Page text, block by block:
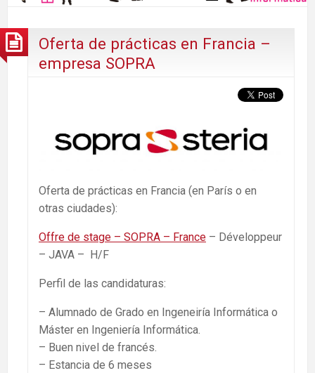
Oferta de prácticas en Francia –
empresa SOPRA
Oferta de prácticas en Francia (en París o en
otras ciudades):
Offre de stage – SOPRA – France – Développeur
– JAVA – H/F
Perfil de las candidaturas:
– Alumnado de Grado en Ingeneiría Informática o
Máster en Ingeniería Informática.
– Buen nivel de francés.
– Estancia de 6 meses